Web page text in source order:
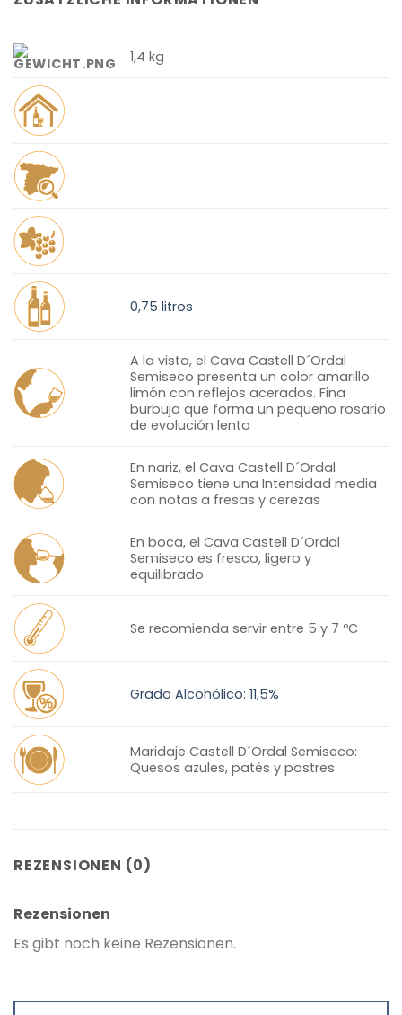
1,4 kg
0,75 litros
A la vista, el Cava Castell D´Ordal
Semiseco presenta un color amarillo
limón con reflejos acerados. Fina
burbuja que forma un pequeño rosario
de evolución lenta
En nariz, el Cava Castell D´Ordal
Semiseco tiene una Intensidad media
con notas a fresas y cerezas
En boca, el Cava Castell D´Ordal
Semiseco es fresco, ligero y
equilibrado
Se recomienda servir entre 5 y 7 ºC
Grado Alcohólico: 11,5%
Maridaje Castell D´Ordal Semiseco:
Quesos azules, patés y postres
REZENSIONEN (0)
Rezensionen
Es gibt noch keine Rezensionen.